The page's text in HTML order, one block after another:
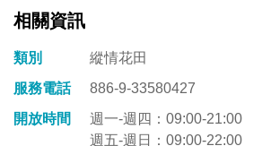
相關資訊
類別
縱情花田
服務電話
886-9-33580427
開放時間
週一-週四：09:00-21:00
週五-週日：09:00-22:00